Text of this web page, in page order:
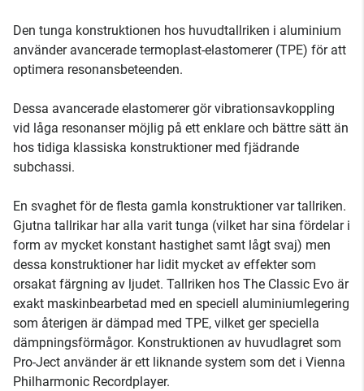
Den tunga konstruktionen hos huvudtallriken i aluminium
använder avancerade termoplast-elastomerer (TPE) för att
optimera resonansbeteenden.
Dessa avancerade elastomerer gör vibrationsavkoppling
vid låga resonanser möjlig på ett enklare och bättre sätt än
hos tidiga klassiska konstruktioner med fjädrande
subchassi.
En svaghet för de flesta gamla konstruktioner var tallriken.
Gjutna tallrikar har alla varit tunga (vilket har sina fördelar i
form av mycket konstant hastighet samt lågt svaj) men
dessa konstruktioner har lidit mycket av effekter som
orsakat färgning av ljudet. Tallriken hos The Classic Evo är
exakt maskinbearbetad med en speciell aluminiumlegering
som återigen är dämpad med TPE, vilket ger speciella
dämpningsförmågor. Konstruktionen av huvudlagret som
Pro-Ject använder är ett liknande system som det i Vienna
Philharmonic Recordplayer.